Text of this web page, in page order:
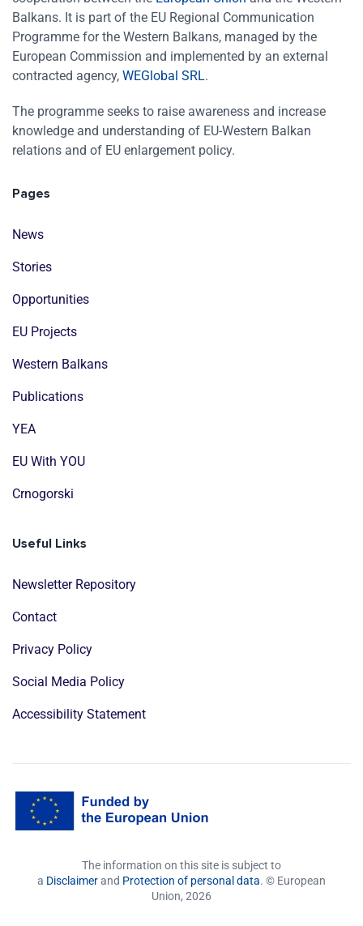
Balkans. It is part of the EU Regional Communication
Programme for the Western Balkans, managed by the
European Commission and implemented by an external
contracted agency, WEGlobal SRL.
The programme seeks to raise awareness and increase
knowledge and understanding of EU-Western Balkan
relations and of EU enlargement policy.
Pages
News
Stories
Opportunities
EU Projects
Western Balkans
Publications
YEA
EU With YOU
Crnogorski
Useful Links
Newsletter Repository
Contact
Privacy Policy
Social Media Policy
Accessibility Statement
The information on this site is subject to
a Disclaimerand Protection of personal data. © European
Union, 2026